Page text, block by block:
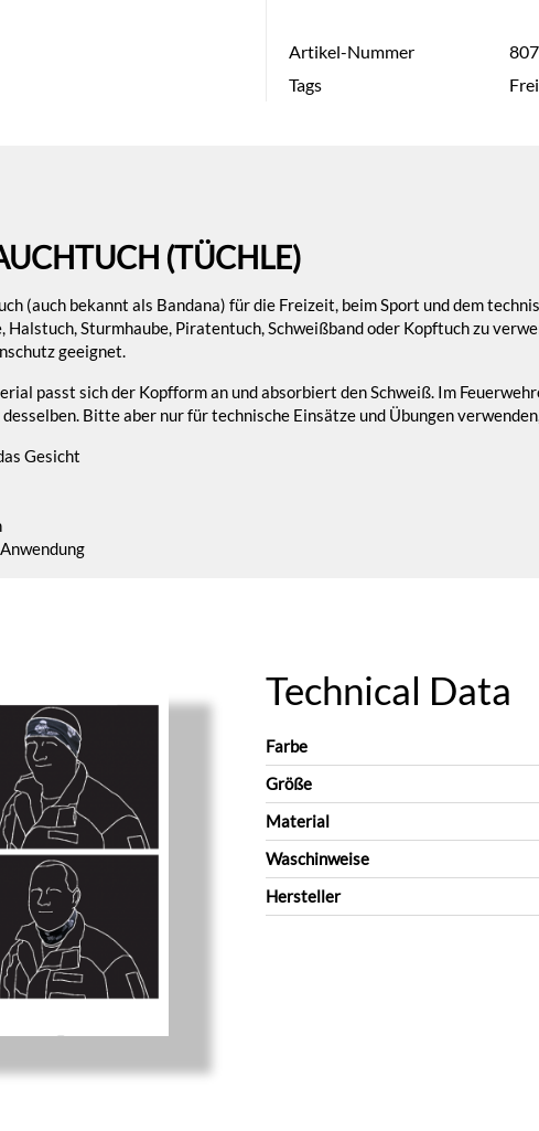
Artikel-Nummer
Tags
(TÜCHLE)
(auch bekannt als Bandana) für die Freizeit, beim Sport und dem
Sturmhaube, Piratentuch, Schweißband oder Kopftuch zu
geeignet.
passt sich der Kopfform an und absorbiert den Schweiß. Im
Bitte aber nur für technische Einsätze und Übungen
Gesicht
Technical Data
Farbe
Größe
Material
Waschinweise
Hersteller